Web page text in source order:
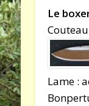
Le
Lame :